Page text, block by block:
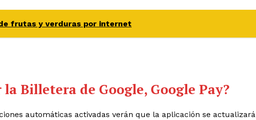
frutas y verduras por internet
la Billetera de Google, Google Pay?
automáticas activadas verán que la aplicación se actualizará